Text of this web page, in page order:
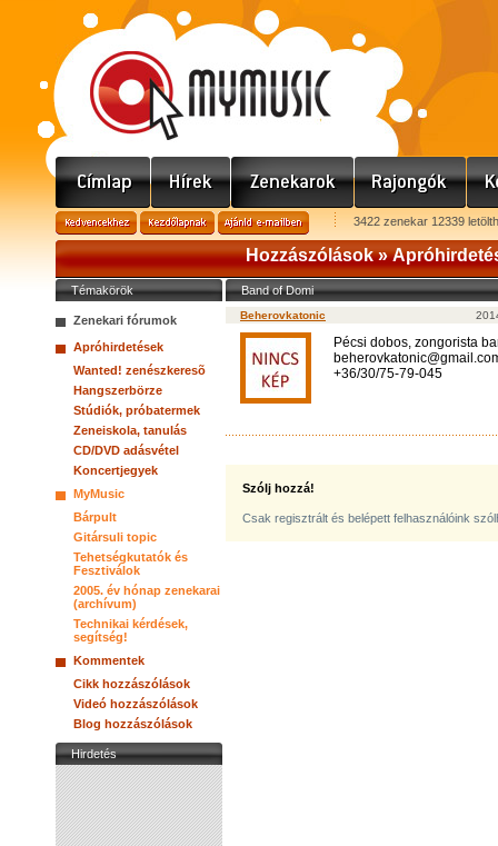
3422 zenekar 12339
Hozzászólások »
Témakörök
Zenekari fórumok
Apróhirdetések
Wanted! zenészkeresõ
Hangszerbörze
Stúdiók, próbatermek
Zeneiskola, tanulás
CD/DVD adásvétel
Koncertjegyek
MyMusic
Bárpult
Gitársuli topic
Tehetségkutatók és
Fesztiválok
2005. év hónap zenekarai
(archívum)
Technikai kérdések,
segítség!
Kommentek
Cikk hozzászólások
Videó hozzászólások
Blog hozzászólások
Hirdetés
Band of Domi
Beherovkatonic
Pécsi dobos, zongorista
+36/30/75-79-045
Szólj hozzá!
Csak regisztrált és belépett felhasználóink